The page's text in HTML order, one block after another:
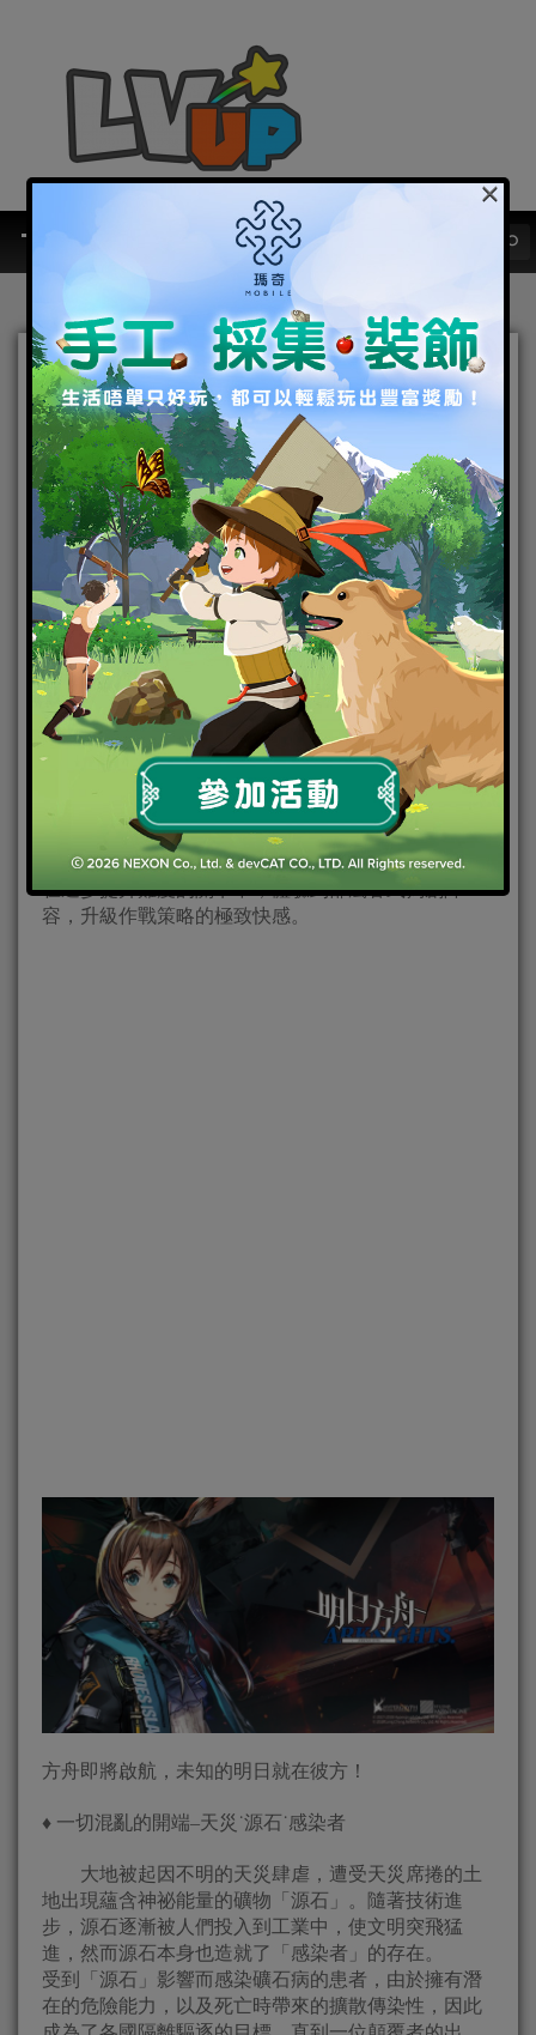
《明日方舟》台港澳代理權
確定 玩家可於 2019 台北國
際電玩展 搶先試玩
2018-12-21|Android,IOS,好康活動 手機遊戲,焦點新聞
明日方舟
龍成網路於今（21）日宣布，獲得由 Hypergryph 鷹角
網絡製作研發的《明日方舟》台港澳地區代理權，同
時宣佈參展 2019 台北國際電玩展，展會現場計畫開放
試玩區，供玩家搶先體驗。
官方表示，本作是一款建構於原創世界觀的策略手機
遊戲，以進階式的「塔防」作為核心戰鬥玩法，並融
入角色扮演及劇情等元素。玩家於招募幹員後，即可
在逐步提升難度的關卡中，體驗到部屬各式獨創陣
容，升級作戰策略的極致快感。
方舟即將啟航，未知的明日就在彼方！
♦ 一切混亂的開端–天災˙源石˙感染者
大地被起因不明的天災肆虐，遭受天災席捲的土
地出現蘊含神祕能量的礦物「源石」。隨著技術進
步，源石逐漸被人們投入到工業中，使文明突飛猛
進，然而源石本身也造就了「感染者」的存在。
受到「源石」影響而感染礦石病的患者，由於擁有潛
在的危險能力，以及死亡時帶來的擴散傳染性，因此
×